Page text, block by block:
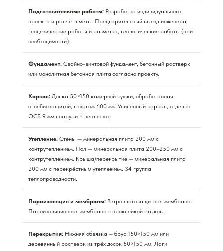
Подготовительные работы: Разработка индивидуального
проекта и расчёт сметы. Предварительный выезд инженера,
геодезические работы и разметка, геологические работы (при
необходимости).
Фундамент: Свайно-винтовой фундамент, бетонный ростверк
или монолитная бетонная плита согласно проекту.
Каркас: Доска 50×150 камерной сушки, обработанная
огнебиозащитой, с шагом 600 мм. Усиленный каркас, отделка
ОСБ 9 мм снаружи + вентзазор.
Утепление: Стены — минеральная плита 200 мм с
контрутеплением. Пол — минеральная плита 200–250 мм с
контрутеплением. Крыша/перекрытие — минеральная плита
200 мм с перекрёстным утеплением. 34 группа
теплопроводности.
Пароизоляция и мембраны: Ветровлагозащитная мембрана.
Пароизоляционная мембрана с проклейкой стыков.
Перекрытия: Нижняя обвязка — брус 150×150 мм или
деревянный ростверк из трёх досок 50×150 мм. Лаги